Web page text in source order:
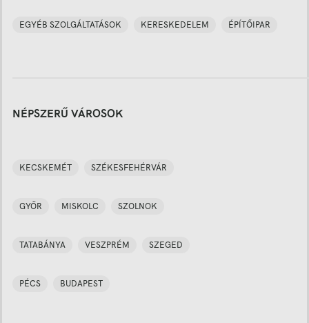
EGYÉB SZOLGÁLTATÁSOK KERESKEDELEM ÉPÍTŐIPAR
NÉPSZERŰ VÁROSOK
KECSKEMÉT SZÉKESFEHÉRVÁR
GYŐR MISKOLC SZOLNOK
TATABÁNYA VESZPRÉM SZEGED
PÉCS BUDAPEST